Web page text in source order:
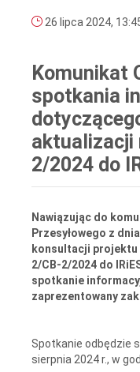
26 lipca 2024,
Komunikat
spotkania
aktualizacji
2/2024 do
Nawiązując do
Przesyłowego z
konsultacji projektu
2/CB-2/2024 do
spotkanie
zaprezentowany
Spotkanie odbędzie
sierpnia 2024 r., w